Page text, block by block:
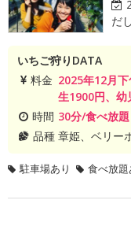
だ
いちご狩りDATA
料金 2025年12月
生1900円、幼
時間 30分/食べ放題
品種 章姫、ベリー
駐車場あり 食べ放題